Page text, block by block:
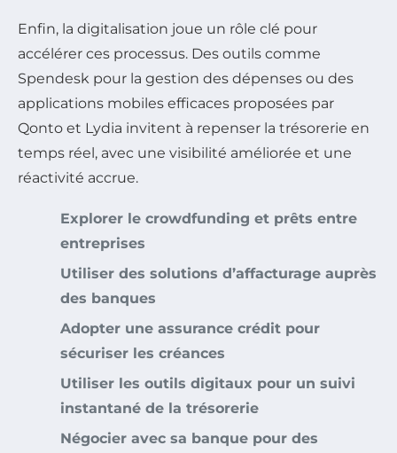
Enfin, la digitalisation joue un rôle clé pour
accélérer ces processus. Des outils comme
Spendesk pour la gestion des dépenses ou des
applications mobiles efficaces proposées par
Qonto et Lydia invitent à repenser la trésorerie en
temps réel, avec une visibilité améliorée et une
réactivité accrue.
Explorer le crowdfunding et prêts entre
entreprises
Utiliser des solutions d’affacturage auprès
des banques
Adopter une assurance crédit pour
sécuriser les créances
Utiliser les outils digitaux pour un suivi
instantané de la trésorerie
Négocier avec sa banque pour des